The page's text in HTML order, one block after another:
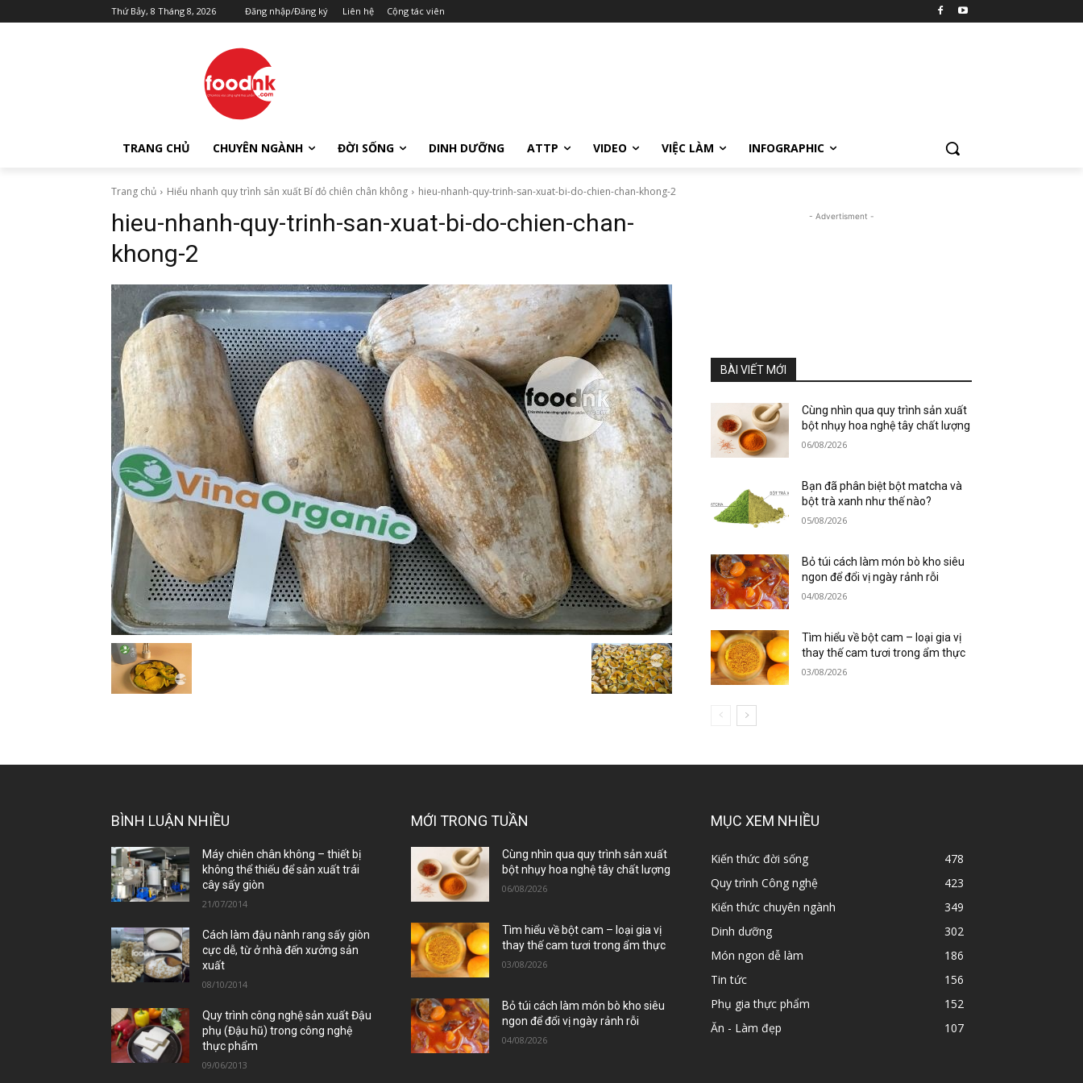
Thứ Bảy, 8 Tháng 8, 2026 Đăng nhập/Đăng ký Liên hệ Cộng tác viên
TRANG CHỦ CHUYÊN NGÀNH ĐỜI SỐNG DINH DƯỠNG ATTP VIDEO VIỆC LÀM INFOGRAPHIC
Trang chủ Hiểu nhanh quy trình sản xuất Bí đỏ chiên chân không hieu-nhanh-quy-trinh-san-xuat-bi-do-chien-chan-khong-2
hieu-nhanh-quy-trinh-san-xuat-bi-do-chien-chan-
khong-2
- Advertisment -
BÀI VIẾT MỚI
Cùng nhìn qua quy trình sản xuất
bột nhụy hoa nghệ tây chất lượng
06/08/2026
Bạn đã phân biệt bột matcha và
bột trà xanh như thế nào?
05/08/2026
Bỏ túi cách làm món bò kho siêu
ngon để đổi vị ngày rảnh rỗi
04/08/2026
Tìm hiểu về bột cam – loại gia vị
thay thế cam tươi trong ẩm thực
03/08/2026
BÌNH LUẬN NHIỀU
Máy chiên chân không – thiết bị
không thể thiếu để sản xuất trái
cây sấy giòn
21/07/2014
Cách làm đậu nành rang sấy giòn
cực dễ, từ ở nhà đến xưởng sản
xuất
08/10/2014
Quy trình công nghệ sản xuất Đậu
phụ (Đậu hũ) trong công nghệ
thực phẩm
09/06/2013
MỚI TRONG TUẦN
Cùng nhìn qua quy trình sản xuất
bột nhụy hoa nghệ tây chất lượng
06/08/2026
Tìm hiểu về bột cam – loại gia vị
thay thế cam tươi trong ẩm thực
03/08/2026
Bỏ túi cách làm món bò kho siêu
ngon để đổi vị ngày rảnh rỗi
04/08/2026
MỤC XEM NHIỀU
Kiến thức đời sống
478
Quy trình Công nghệ
423
Kiến thức chuyên ngành
349
Dinh dưỡng
302
Món ngon dễ làm
186
Tin tức
156
Phụ gia thực phẩm
152
Ăn - Làm đẹp
107